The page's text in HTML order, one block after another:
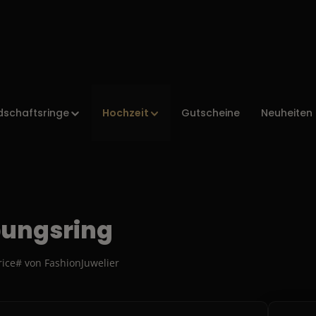
Gutscheine Neuheiten
von FashionJuwelier